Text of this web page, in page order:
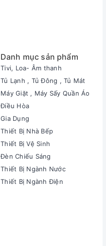
Danh mục sản phẩm
Tivi, Loa- Âm thanh
Tủ Lạnh , Tủ Đông , Tủ Mát
Máy Giặt , Máy Sấy Quần Áo
Điều Hòa
Gia Dụng
Thiết Bị Nhà Bếp
Thiết Bị Vệ Sinh
Đèn Chiếu Sáng
Thiết Bị Ngành Nước
Thiết Bị Ngành Điện